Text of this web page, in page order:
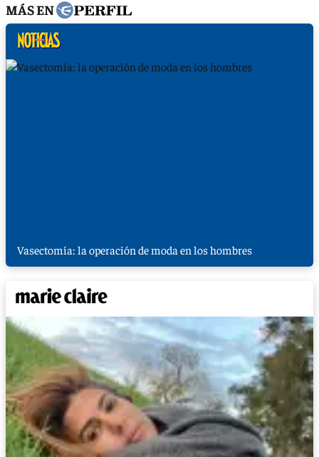
MÁS EN
Vasectomía: la operación de moda en los hombres